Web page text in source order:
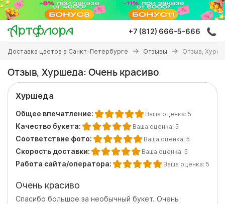
Перейти
основному
содержанию
+7 (812) 666-5-666
Вы
здесь
Доставка цветов в Санкт-Петербурге Отзывы Отзыв,
Отзыв, Хуршеда: Очень красиво
Хуршеда
Общее впечатление: Ваша оценка: 5
Качество букета: Ваша оценка: 5
Соответствие фото: Ваша оценка: 5
Скорость доставки: Ваша оценка: 5
Работа сайта/оператора: Ваша оценка: 5
Очень красиво
Спасибо большое за необычный букет. Очень